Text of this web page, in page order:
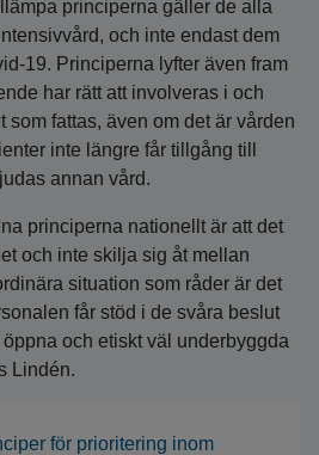
principerna gäller de alla
och inte endast dem
19. Principerna lyfter även fram
har rätt att involveras i och
som fattas, även om det är vården
inte längre får tillgång till
annan vård.
principerna nationellt är att det
och inte skilja sig åt mellan
situation som råder är det
får stöd i de svåra beslut
och etiskt väl underbyggda
Lindén.
för prioritering inom